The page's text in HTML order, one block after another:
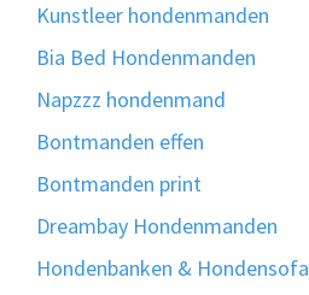
Kunstleer hondenmanden
Bia Bed Hondenmanden
Napzzz hondenmand
Bontmanden effen
Bontmanden print
Dreambay Hondenmanden
Hondenbanken & Hondensofa